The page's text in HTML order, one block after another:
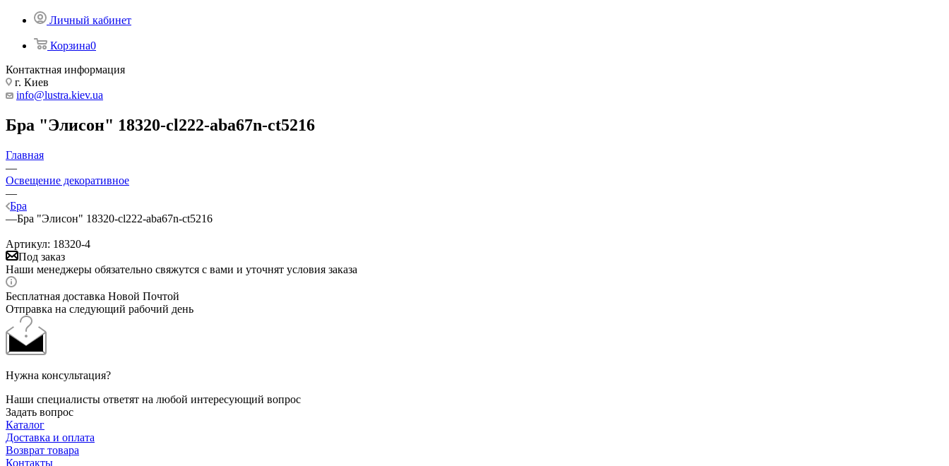
Личный кабинет
Корзина0
Контактная информация
г. Киев
info@lustra.kiev.ua
Бра "Элисон" 18320-cl222-aba67n-ct5216
Главная
—
Освещение декоративное
—
Бра
—Бра "Элисон" 18320-cl222-aba67n-ct5216
Артикул: 18320-4
Под заказ
Наши менеджеры обязательно свяжутся с вами и уточнят условия заказа
Бесплатная доставка Новой Почтой
Отправка на следующий рабочий день
Нужна консультация?
Наши специалисты ответят на любой интересующий вопрос
Задать вопрос
Каталог
Доставка и оплата
Возврат товара
Контакты